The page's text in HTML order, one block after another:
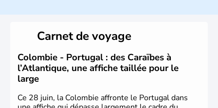
en 1538, qui est toujours la capitale. C'est en 1810, que
le premier parlement s'établit à Bogotà, suivi en 1813
par la proclamation de l'indépendance. la Colombie est
une République depuis 1830.
Carnet de voyage
Colombie - Portugal : des Caraïbes à
l’Atlantique, une affiche taillée pour le
large
Ce 28 juin, la Colombie affronte le Portugal dans